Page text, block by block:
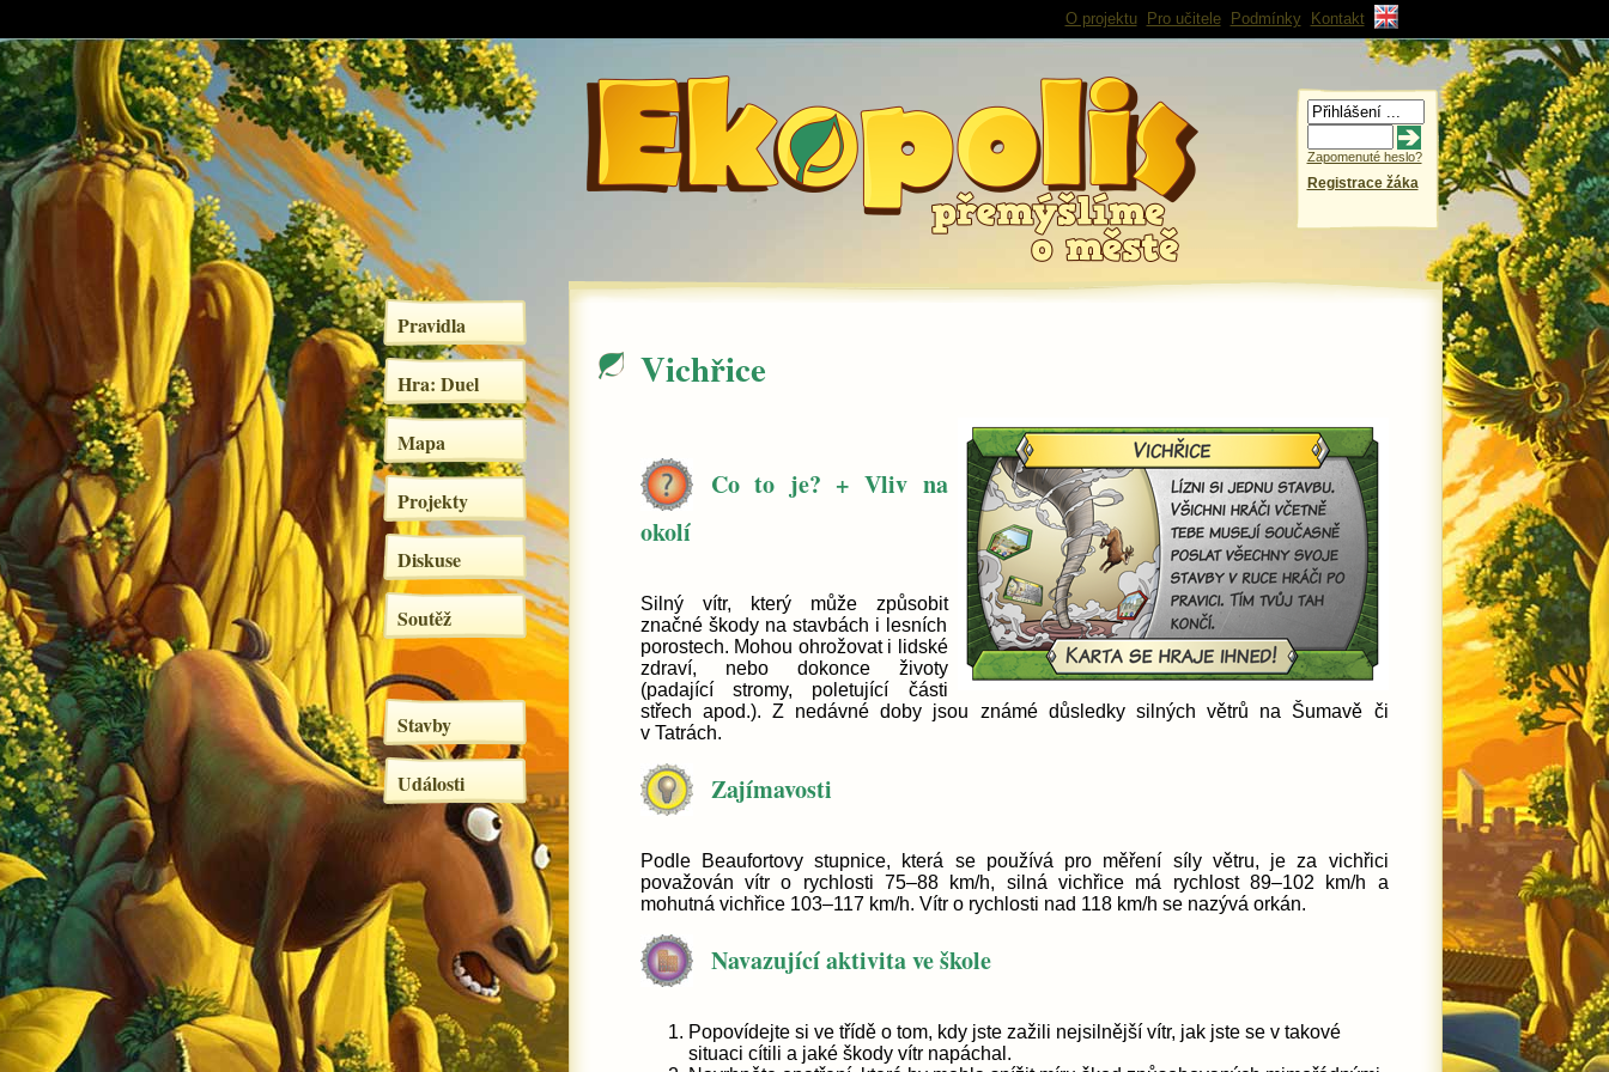
O projektu Pro učitele Podmínky Kontakt
Zapomenuté heslo?
Registrace žáka
Pravidla
Hra: Duel
Mapa
Projekty
Diskuse
Soutěž
Stavby
Události
Vichřice
Co to je? + Vliv na
okolí
Silný vítr, který může způsobit
značné škody na stavbách i lesních
porostech. Mohou ohrožovat i lidské
zdraví, nebo dokonce životy
(padající stromy, poletující části
střech apod.). Z nedávné doby jsou známé důsledky silných větrů na Šumavě či
v Tatrách.
Zajímavosti
Podle Beaufortovy stupnice, která se používá pro měření síly větru, je za vichřici
považován vítr o rychlosti 75–88 km/h, silná vichřice má rychlost 89–102 km/h a
mohutná vichřice 103–117 km/h. Vítr o rychlosti nad 118 km/h se nazývá orkán.
Navazující aktivita ve škole
Popovídejte si ve třídě o tom, kdy jste zažili nejsilnější vítr, jak jste se v takové
situaci cítili a jaké škody vítr napáchal.